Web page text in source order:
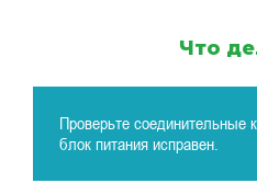
Что
Проверьте соединительные
блок питания исправен.